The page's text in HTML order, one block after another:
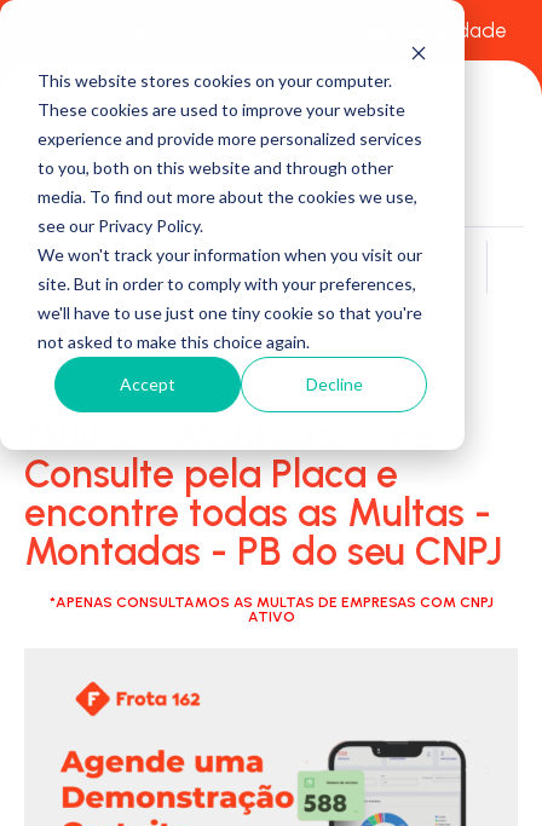
This website stores cookies on your computer.
These cookies are used to improve your website
experience and provide more personalized services
to you, both on this website and through other
media. To find out more about the cookies we use,
see our Privacy Policy.
We won't track your information when you visit our
site. But in order to comply with your preferences,
we'll have to use just one tiny cookie so that you're
not asked to make this choice again.
Accept Decline
Política de Privacidade
Buscar
Consulte pela Placa e
encontre todas as Multas -
Montadas - PB do seu CNPJ
*APENAS CONSULTAMOS AS MULTAS DE EMPRESAS COM CNPJ
ATIVO